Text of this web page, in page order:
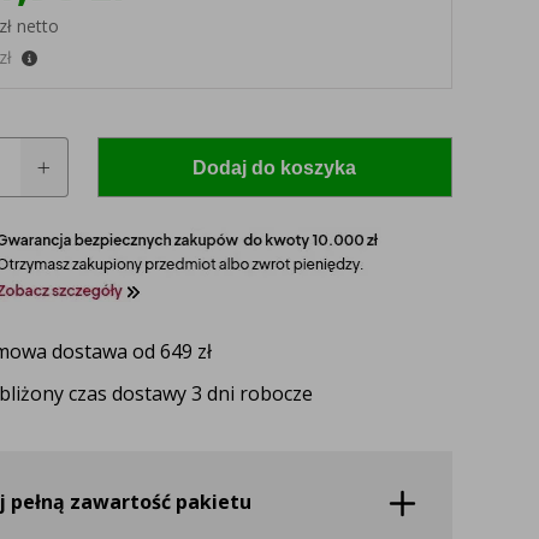
idealnie dopasowane lampy, zapewniające
netto
zł
Dodaj do koszyka
dostawa od 649 zł
czas dostawy 3 dni robocze
pełną zawartość pakietu